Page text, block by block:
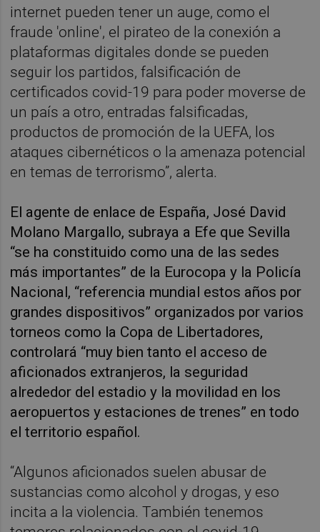
internet pueden tener un auge, como el
fraude 'online', el pirateo de la conexión a
plataformas digitales donde se pueden
seguir los partidos, falsificación de
certificados covid-19 para poder moverse de
un país a otro, entradas falsificadas,
productos de promoción de la UEFA, los
ataques cibernéticos o la amenaza potencial
en temas de terrorismo”, alerta.
El agente de enlace de España, José David
Molano Margallo, subraya a Efe que Sevilla
“se ha constituido como una de las sedes
más importantes” de la Eurocopa y la Policía
Nacional, “referencia mundial estos años por
grandes dispositivos” organizados por varios
torneos como la Copa de Libertadores,
controlará “muy bien tanto el acceso de
aficionados extranjeros, la seguridad
alrededor del estadio y la movilidad en los
aeropuertos y estaciones de trenes” en todo
el territorio español.
“Algunos aficionados suelen abusar de
sustancias como alcohol y drogas, y eso
incita a la violencia. También tenemos